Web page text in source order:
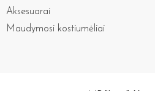
Aksesuarai
Maudymosi kostiumėliai